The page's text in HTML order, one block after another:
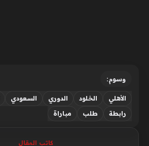
وسوم:
الأهلي الخلود الدوري السعودي
رابطة
طلب مباراة
كاتب المقال